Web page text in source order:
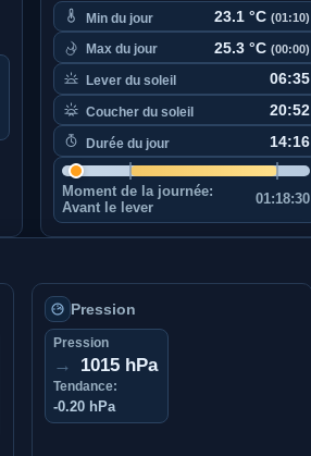
Min du jour 23.1 °C (01:10)
Max du jour 25.3 °C (00:00)
Lever du soleil 06:35
Coucher du soleil 20:52
Durée du jour 14:16
Moment de la journée:
Avant le lever
01:18:30
Pression
Pression
→ 1015 hPa
Tendance:
-0.20 hPa